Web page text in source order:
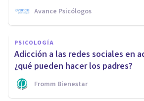
Avance Psicólogos
PSICOLOGÍA
Adicción a las redes sociales en
¿qué pueden hacer los padres?
Fromm Bienestar